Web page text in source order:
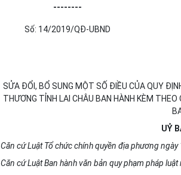
--------
Số: 14/2019/QĐ-UBND
SỬA ĐỔI, BỔ SUNG MỘT SỐ ĐIỀU CỦA QUY
THƯƠNG TỈNH LAI CHÂU BAN HÀNH KÈM
UỶ
Căn cứ Luật Tổ chức chính quyền địa phương
Căn cứ Luật Ban hành văn bản quy phạm pháp